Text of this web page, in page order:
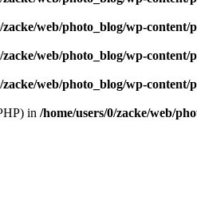
zacke/web/photo_blog/wp-
zacke/web/photo_blog/wp-
zacke/web/photo_blog/wp-
in /home/users/0/zacke/web/